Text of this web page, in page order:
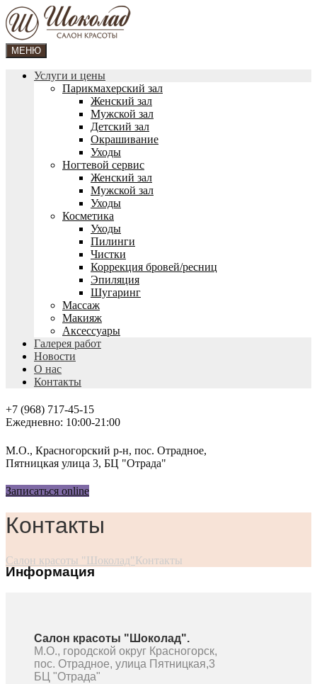
МЕНЮ
Услуги и цены
Парикмахерский зал
Женский зал
Мужской зал
Детский зал
Окрашивание
Уходы
Ногтевой сервис
Женский зал
Мужской зал
Уходы
Косметика
Уходы
Пилинги
Чистки
Коррекция бровей/ресниц
Эпиляция
Шугаринг
Массаж
Макияж
Аксессуары
Галерея работ
Новости
О нас
Контакты
+7 (968) 717-45-15
Ежедневно: 10:00-21:00
М.О., Красногорский р-н, пос. Отрадное,
Пятницкая улица 3, БЦ "Отрада"
Записаться online
Контакты
Салон красоты "Шоколад"Контакты
Информация
Салон красоты "Шоколад".
М.О., городской округ Красногорск,
пос. Отрадное, улица Пятницкая,3
БЦ "Отрада"